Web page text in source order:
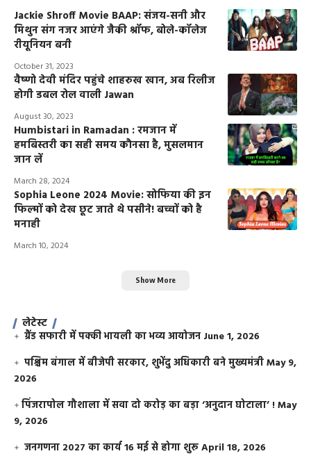
Jackie Shroff Movie BAAP: संजय-सनी और
मिथुन संग नजर आएंगे जैकी श्रॉफ, बोले-कॉलेज
रीयूनियन बनी
October 31, 2023
वैष्णो देवी मंदिर पहुंचे शाहरुख खान, अब रिलीज
होगी डबल रोल वाली Jawan
August 30, 2023
Humbistari in Ramadan : रमजान में
हमबिस्तरी का सही समय कौनसा है, मुसलमान
जान लें
March 28, 2024
Sophia Leone 2024 Movie: सोफिया की इन
फिल्मों को देख छूट जाते थे पसीने! बच्चों को है
मनाही
March 10, 2024
Show More
लेटेस्ट
ग्रैंड सफारी में पक्की भायली का भव्य आयोजन June 1, 2026
पश्चिम बंगाल में बीजेपी सरकार, शुभेंदु अधिकारी बने मुख्यमंत्रीMay 9,
2026
​पिंजरापोल गौशाला में सवा दो करोड़ का बड़ा ‘अनुदान घोटाला’ !May
9, 2026
जनगणना 2027 का कार्य 16 मई से होगा शुरूApril 18, 2026